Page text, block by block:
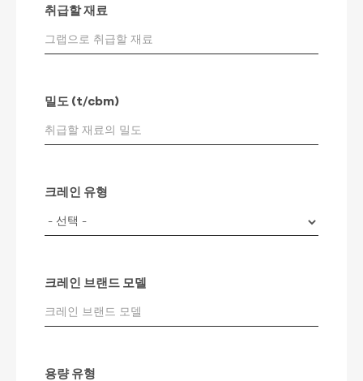
취급할 재료
밀도 (t/cbm)
크레인 유형
크레인 브랜드 모델
용량 유형